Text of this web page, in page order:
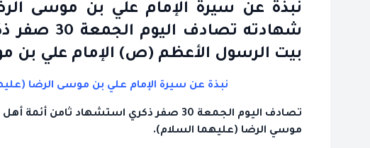
نبذة عن سيرة الإمام علي بن موسى
شهادته
بيت الرسول الأعظم (ص) الإمام علي بن
نبذة عن سيرة الإمام علي بن موسى الرضا
تصادف اليوم الجمعة 30 صفر ذكري استشهاد
موسي الرضا (عليهما السلام).